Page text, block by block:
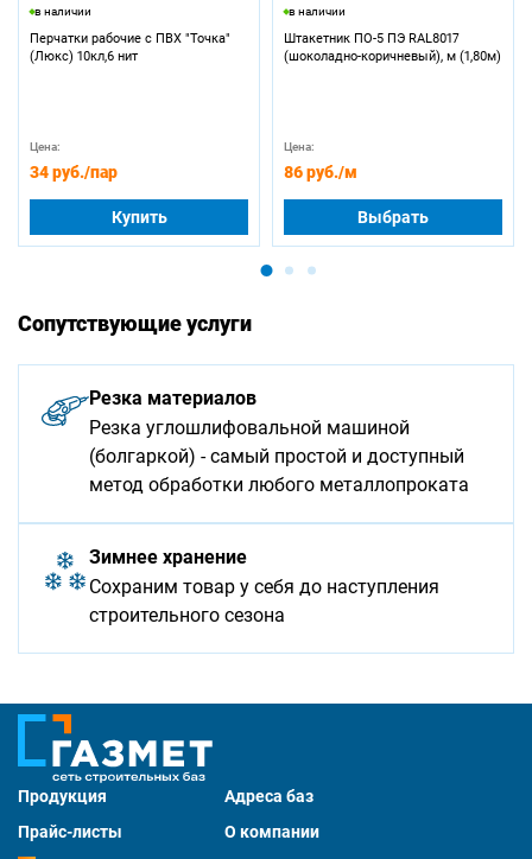
в наличии
Перчатки рабочие с ПВХ "Точка"
(Люкс) 10кл,6 нит
Цена:
34 руб./пар
Купить
в наличии
Штакетник ПО-5 ПЭ RAL8017
(шоколадно-коричневый), м (1,80м)
Цена:
86 руб./м
Выбрать
Сопутствующие услуги
Резка материалов
Резка углошлифовальной машиной
(болгаркой) - самый простой и доступный
метод обработки любого металлопроката
Зимнее хранение
Сохраним товар у себя до наступления
строительного сезона
Продукция
Адреса баз
Прайс-листы
О компании